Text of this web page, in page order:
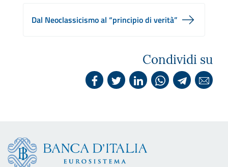
Dal Neoclassicismo al “principio di verità”
Condividi su